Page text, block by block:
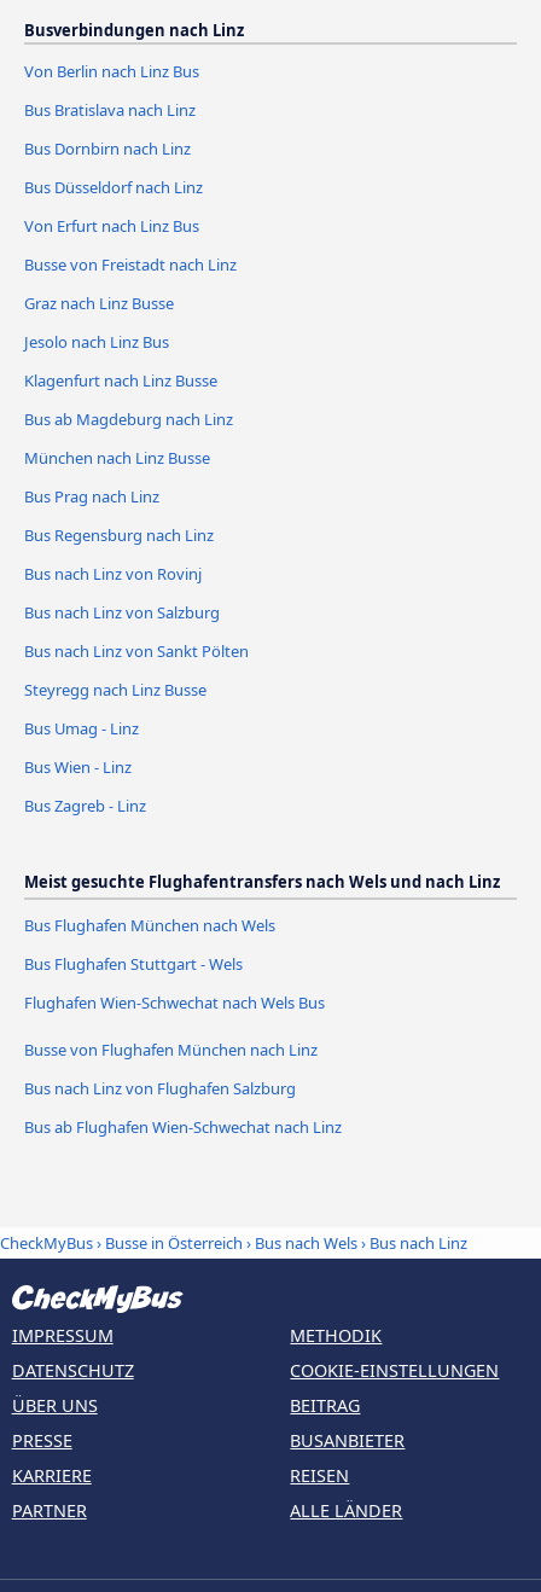
Busverbindungen nach Linz
Von Berlin nach Linz Bus
Bus Bratislava nach Linz
Bus Dornbirn nach Linz
Bus Düsseldorf nach Linz
Von Erfurt nach Linz Bus
Busse von Freistadt nach Linz
Graz nach Linz Busse
Jesolo nach Linz Bus
Klagenfurt nach Linz Busse
Bus ab Magdeburg nach Linz
München nach Linz Busse
Bus Prag nach Linz
Bus Regensburg nach Linz
Bus nach Linz von Rovinj
Bus nach Linz von Salzburg
Bus nach Linz von Sankt Pölten
Steyregg nach Linz Busse
Bus Umag - Linz
Bus Wien - Linz
Bus Zagreb - Linz
Meist gesuchte Flughafentransfers nach Wels und nach Linz
Bus Flughafen München nach Wels
Bus Flughafen Stuttgart - Wels
Flughafen Wien-Schwechat nach Wels Bus
Busse von Flughafen München nach Linz
Bus nach Linz von Flughafen Salzburg
Bus ab Flughafen Wien-Schwechat nach Linz
CheckMyBus› Busse in Österreich › Bus nach Wels› Bus nach Linz
IMPRESSUM
DATENSCHUTZ
ÜBER UNS
PRESSE
KARRIERE
PARTNER
METHODIK
COOKIE-EINSTELLUNGEN
BEITRAG
BUSANBIETER
REISEN
ALLE LÄNDER